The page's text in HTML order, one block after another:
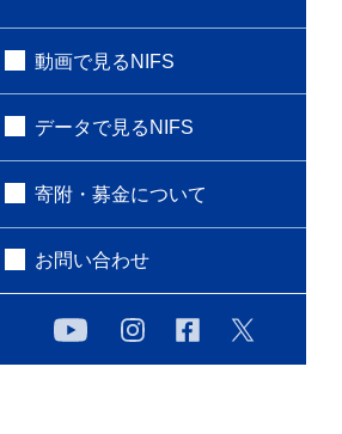
動画で見るNIFS
データで見るNIFS
寄附・募金について
お問い合わせ